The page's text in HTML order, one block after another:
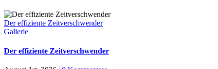
Der effiziente Zeitverschwender
Gallerie
Der effiziente Zeitverschwender